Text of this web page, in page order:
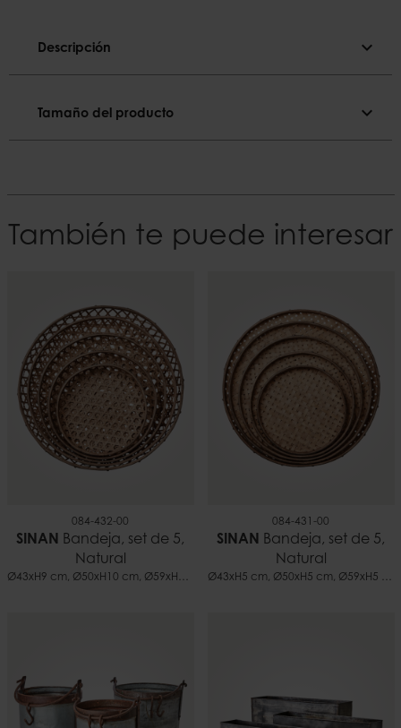
Descripción expand_more
Color
Natural
EAN
Tamaño del producto expand_more
cm, Ø75xH13 cm
También te puede interesar
084-432-00
SINAN Bandeja, set de 5,
Natural
Ø43xH9 cm, Ø50xH10 cm, Ø59xH11 cm, Ø68xH12 cm, Ø75xH13 cm
084-431-00
SINAN Bandeja, set de 5,
Natural
Ø43xH5 cm, Ø50xH5 cm, Ø59xH5 cm, Ø68xH5 cm, Ø75xH5 cm